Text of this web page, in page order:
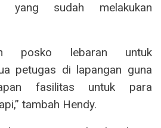
yang sudah melakukan
posko lebaran untuk
petugas di lapangan guna
fasilitas untuk para
tambah Hendy.